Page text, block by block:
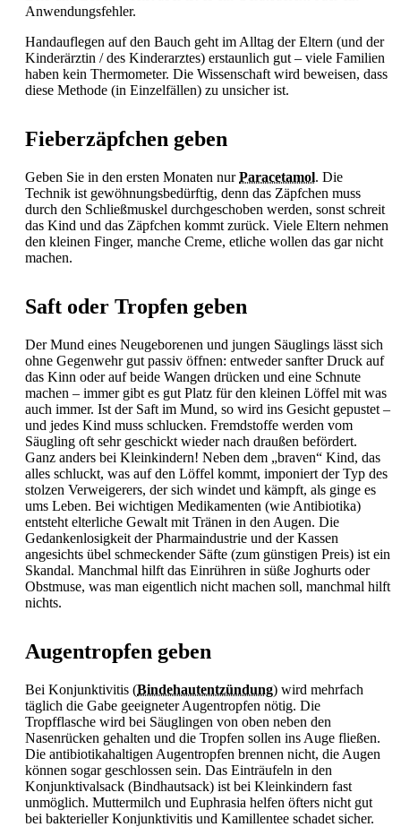
Anwendungsfehler.
Handauflegen auf den Bauch geht im Alltag der Eltern (und der
Kinderärztin / des Kinderarztes) erstaunlich gut – viele Familien
haben kein Thermometer. Die Wissenschaft wird beweisen, dass
diese Methode (in Einzelfällen) zu unsicher ist.
Fieberzäpfchen geben
Geben Sie in den ersten Monaten nurParacetamol. Die
Technik ist gewöhnungsbedürftig, denn das Zäpfchen muss
durch den Schließmuskel durchgeschoben werden, sonst schreit
das Kind und das Zäpfchen kommt zurück. Viele Eltern nehmen
den kleinen Finger, manche Creme, etliche wollen das gar nicht
machen.
Saft oder Tropfen geben
Der Mund eines Neugeborenen und jungen Säuglings lässt sich
ohne Gegenwehr gut passiv öffnen: entweder sanfter Druck auf
das Kinn oder auf beide Wangen drücken und eine Schnute
machen – immer gibt es gut Platz für den kleinen Löffel mit was
auch immer. Ist der Saft im Mund, so wird ins Gesicht gepustet –
und jedes Kind muss schlucken. Fremdstoffe werden vom
Säugling oft sehr geschickt wieder nach draußen befördert.
Ganz anders bei Kleinkindern! Neben dem „braven“ Kind, das
alles schluckt, was auf den Löffel kommt, imponiert der Typ des
stolzen Verweigerers, der sich windet und kämpft, als ginge es
ums Leben. Bei wichtigen Medikamenten (wie Antibiotika)
entsteht elterliche Gewalt mit Tränen in den Augen. Die
Gedankenlosigkeit der Pharmaindustrie und der Kassen
angesichts übel schmeckender Säfte (zum günstigen Preis) ist ein
Skandal. Manchmal hilft das Einrühren in süße Joghurts oder
Obstmuse, was man eigentlich nicht machen soll, manchmal hilft
nichts.
Augentropfen geben
Bei Konjunktivitis (Bindehautentzündung) wird mehrfach
täglich die Gabe geeigneter Augentropfen nötig. Die
Tropfflasche wird bei Säuglingen von oben neben den
Nasenrücken gehalten und die Tropfen sollen ins Auge fließen.
Die antibiotikahaltigen Augentropfen brennen nicht, die Augen
können sogar geschlossen sein. Das Einträufeln in den
Konjunktivalsack (Bindhautsack) ist bei Kleinkindern fast
unmöglich. Muttermilch und Euphrasia helfen öfters nicht gut
bei bakterieller Konjunktivitis und Kamillentee schadet sicher.